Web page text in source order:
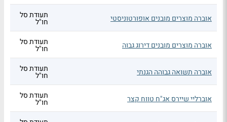
אוברה מוצרים מובנים אופורטוניסטי תעודת סל
חו"ל
אוברה מוצרים מובנים דירוג גבוה תעודת סל
חו"ל
אוברה תשואה גבוהה הגנתי תעודת סל
חו"ל
אוברליי שיירס אג"ח טווח קצר תעודת סל
חו"ל